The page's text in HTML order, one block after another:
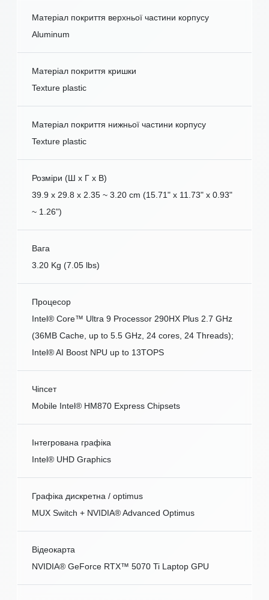
Матеріал покриття верхньої частини корпусу
Aluminum
Матеріал покриття кришки
Texture plastic
Матеріал покриття нижньої частини корпусу
Texture plastic
Розміри (Ш x Г x В)
39.9 x 29.8 x 2.35 ~ 3.20 cm (15.71" x 11.73" x 0.93"
~ 1.26")
Вага
3.20 Kg (7.05 lbs)
Процесор
Intel® Core™ Ultra 9 Processor 290HX Plus 2.7 GHz
(36MB Cache, up to 5.5 GHz, 24 cores, 24 Threads);
Intel® AI Boost NPU up to 13TOPS
Чіпсет
Mobile Intel® HM870 Express Chipsets
Інтегрована графіка
Intel® UHD Graphics
Графіка дискретна / optimus
MUX Switch + NVIDIA® Advanced Optimus
Відеокарта
NVIDIA® GeForce RTX™ 5070 Ti Laptop GPU